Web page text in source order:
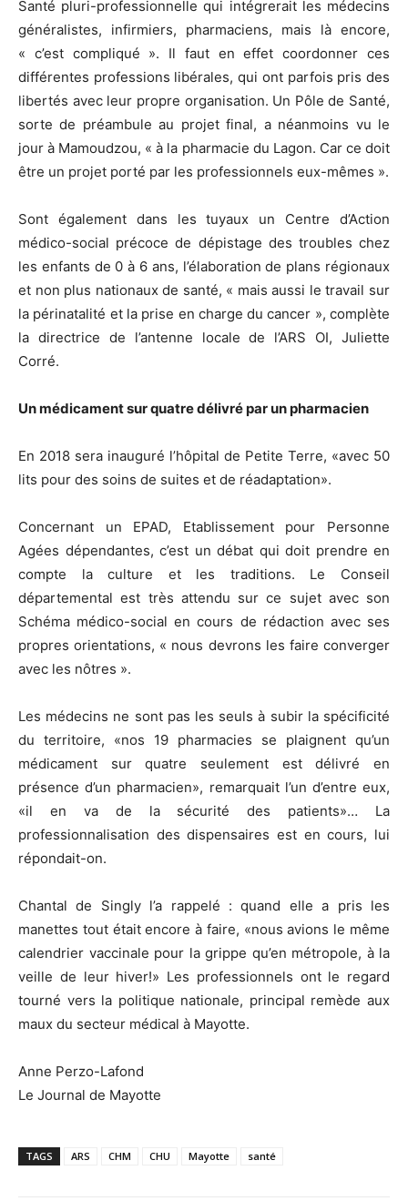
Santé pluri-professionnelle qui intégrerait les médecins
généralistes, infirmiers, pharmaciens, mais là encore,
« c’est compliqué ». Il faut en effet coordonner ces
différentes professions libérales, qui ont parfois pris des
libertés avec leur propre organisation. Un Pôle de Santé,
sorte de préambule au projet final, a néanmoins vu le
jour à Mamoudzou, « à la pharmacie du Lagon. Car ce doit
être un projet porté par les professionnels eux-mêmes ».
Sont également dans les tuyaux un Centre d’Action
médico-social précoce de dépistage des troubles chez
les enfants de 0 à 6 ans, l’élaboration de plans régionaux
et non plus nationaux de santé, « mais aussi le travail sur
la périnatalité et la prise en charge du cancer », complète
la directrice de l’antenne locale de l’ARS OI, Juliette
Corré.
Un médicament sur quatre délivré par un pharmacien
En 2018 sera inauguré l’hôpital de Petite Terre, «avec 50
lits pour des soins de suites et de réadaptation».
Concernant un EPAD, Etablissement pour Personne
Agées dépendantes, c’est un débat qui doit prendre en
compte la culture et les traditions. Le Conseil
départemental est très attendu sur ce sujet avec son
Schéma médico-social en cours de rédaction avec ses
propres orientations, « nous devrons les faire converger
avec les nôtres ».
Les médecins ne sont pas les seuls à subir la spécificité
du territoire, «nos 19 pharmacies se plaignent qu’un
médicament sur quatre seulement est délivré en
présence d’un pharmacien», remarquait l’un d’entre eux,
«il en va de la sécurité des patients»… La
professionnalisation des dispensaires est en cours, lui
répondait-on.
Chantal de Singly l’a rappelé : quand elle a pris les
manettes tout était encore à faire, «nous avions le même
calendrier vaccinale pour la grippe qu’en métropole, à la
veille de leur hiver!» Les professionnels ont le regard
tourné vers la politique nationale, principal remède aux
maux du secteur médical à Mayotte.
Anne Perzo-Lafond
Le Journal de Mayotte
TAGS ARS CHM CHU Mayotte santé